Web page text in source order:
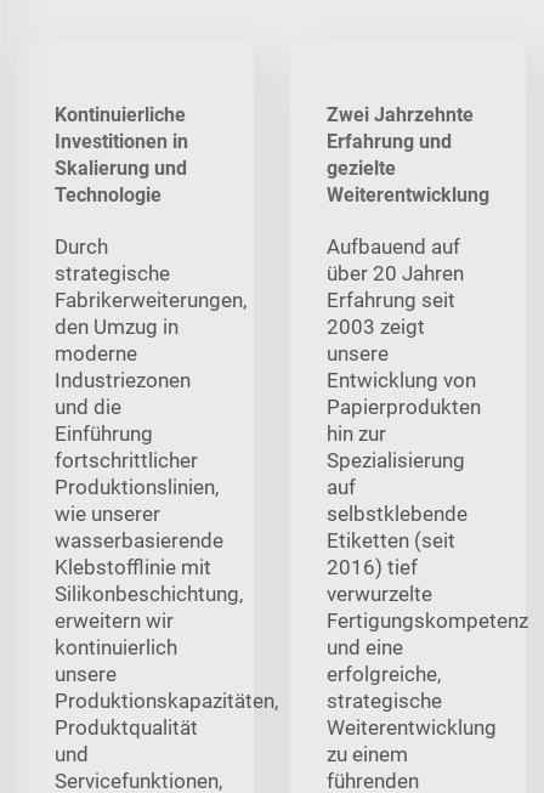
Kontinuierliche
Investitionen in
Skalierung und
Technologie
Durch
strategische
Fabrikerweiterungen,
den Umzug in
moderne
Industriezonen
und die
Einführung
fortschrittlicher
Produktionslinien,
wie unserer
wasserbasierende
Klebstofflinie mit
Silikonbeschichtung,
erweitern wir
kontinuierlich
unsere
Produktionskapazitäten,
Produktqualität
und
Servicefunktionen,
Zwei Jahrzehnte
Erfahrung und
gezielte
Weiterentwicklung
Aufbauend auf
über 20 Jahren
Erfahrung seit
2003 zeigt
unsere
Entwicklung von
Papierprodukten
hin zur
Spezialisierung
auf
selbstklebende
Etiketten (seit
2016) tief
verwurzelte
Fertigungskompetenz
und eine
erfolgreiche,
strategische
Weiterentwicklung
zu einem
führenden